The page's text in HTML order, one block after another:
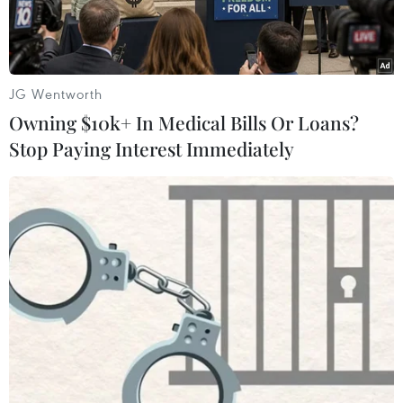
Bảo vệ Bệnh viện Đa khoa Trung ương Cần Thơ xô xát, dùng
dùi cui đánh người nhà bệnh nhân. (Ảnh cắt từ clip)
JG Wentworth
Owning $10k+ In Medical Bills Or Loans?
Stop Paying Interest Immediately